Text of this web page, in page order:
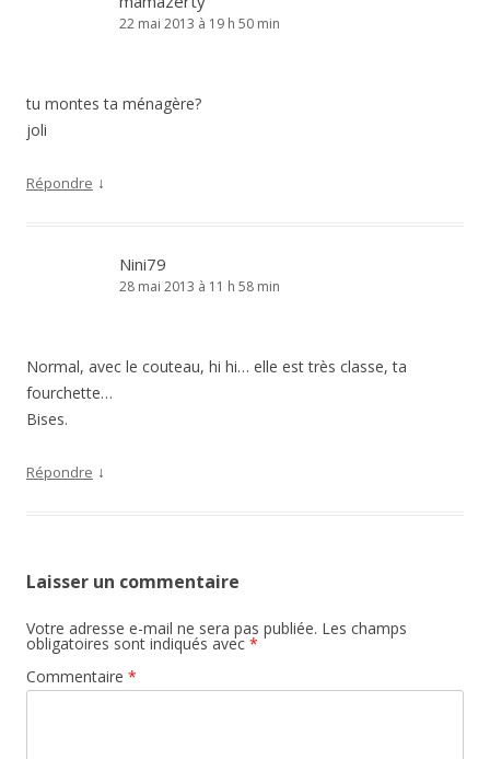
22 mai 2013 à 19 h 50 min
tu montes ta ménagère?
joli
Répondre ↓
Nini79
28 mai 2013 à 11 h 58 min
Normal, avec le couteau, hi hi… elle est très classe, ta
fourchette…
Bises.
Répondre ↓
Laisser un commentaire
Votre adresse e-mail ne sera pas publiée. Les champs
obligatoires sont indiqués avec *
Commentaire *